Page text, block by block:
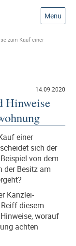
Menu
zum Kauf einer
14.09.2020
Hinweise
einer
sich der
von dem
der Besitz am
Kanzlei-
diesem
worauf
achten